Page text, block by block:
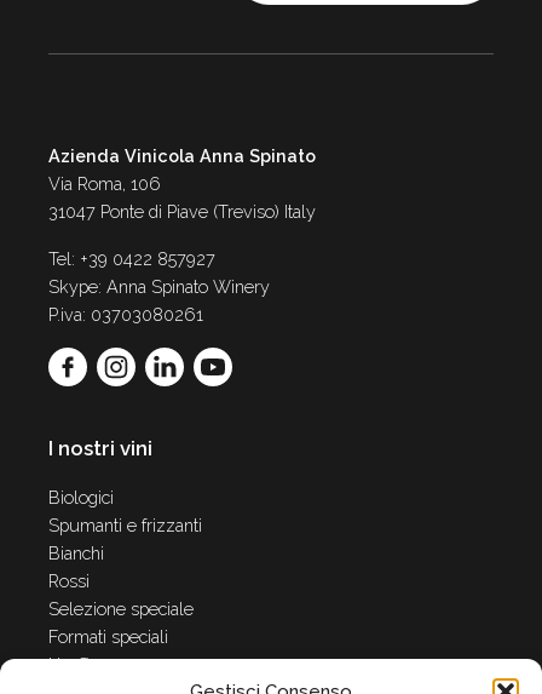
Azienda Vinicola Anna Spinato
Via Roma, 106
31047 Ponte di Piave (Treviso) Italy
Tel: +39 0422 857927
Skype: Anna Spinato Winery
P.iva: 03703080261
I nostri vini
Biologici
Spumanti e frizzanti
Bianchi
Rossi
Selezione speciale
Formati speciali
HerØ